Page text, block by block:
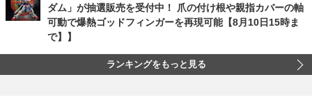
ダム」が抽選販売を受付中！ 爪の付け根や親指カバーの軸
可動で爆熱ゴッドフィンガーを再現可能【8月10日15時ま
で】】
ランキングをもっと見る